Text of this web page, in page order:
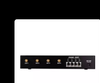
化為普通固定電話信號，
上，電話線不易拉取，又
或者拉線費用過高，針對